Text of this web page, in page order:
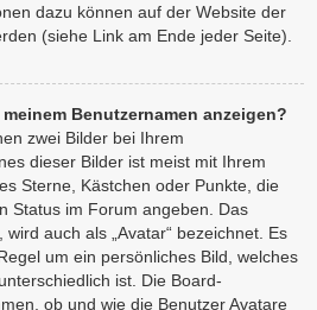
dazu können auf der Website der
(siehe Link am Ende jeder Seite).
Benutzernamen anzeigen?
zwei Bilder bei Ihrem
dieser Bilder ist meist mit Ihrem
Sterne, Kästchen oder Punkte, die
Status im Forum angeben. Das
auch als „Avatar“ bezeichnet. Es
um ein persönliches Bild, welches
ist. Die Board-
ob und wie die Benutzer Avatare